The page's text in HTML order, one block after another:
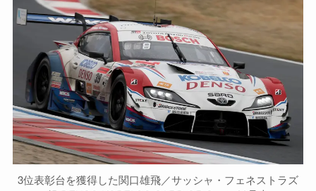
3位表彰台を獲得した関口雄飛／サッシャ・フェネストラズ